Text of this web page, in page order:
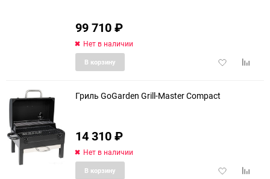
99 710₽
Нет в наличии
Добавить
В корзину
Гриль GoGarden Grill-Master Compact
14 310₽
Нет в наличии
Добавить
В корзину